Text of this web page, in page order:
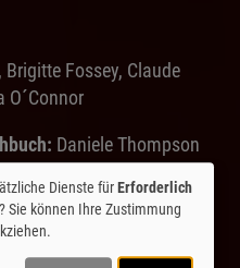
Fossey, Claude
O´Connor
Daniele Thompson
Dienste fürErforderlich
Sie können Ihre Zustimmung